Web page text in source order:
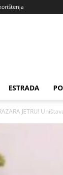
ESTRADA
JETRU!